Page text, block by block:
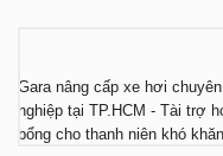
Gara nâng cấp xe hơi chuyên
nghiệp tại TP.HCM - Tài trợ
bổng cho thanh niên khó khăn